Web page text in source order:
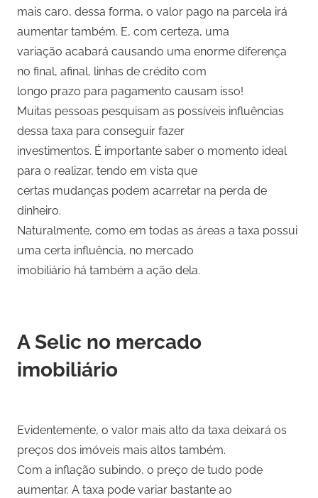
mais caro, dessa forma, o valor pago na parcela irá
aumentar também. E, com certeza, uma
variação acabará causando uma enorme diferença
no final, afinal, linhas de crédito com
longo prazo para pagamento causam isso!
Muitas pessoas pesquisam as possíveis influências
dessa taxa para conseguir fazer
investimentos. É importante saber o momento ideal
para o realizar, tendo em vista que
certas mudanças podem acarretar na perda de
dinheiro.
Naturalmente, como em todas as áreas a taxa possui
uma certa influência, no mercado
imobiliário há também a ação dela.
A Selic no mercado
imobiliário
Evidentemente, o valor mais alto da taxa deixará os
preços dos imóveis mais altos também.
Com a inflação subindo, o preço de tudo pode
aumentar. A taxa pode variar bastante ao